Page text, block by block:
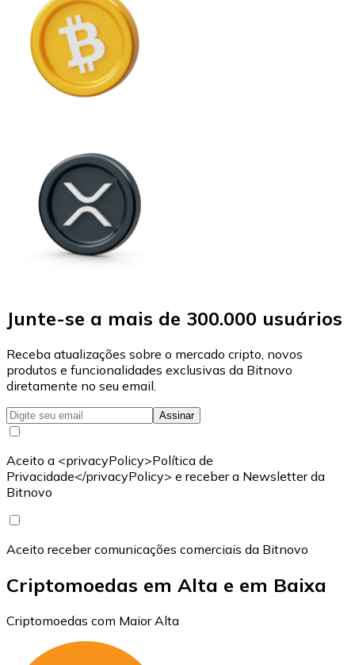
Junte-se a mais de 300.000 usuários
Receba atualizações sobre o mercado cripto, novos
produtos e funcionalidades exclusivas da Bitnovo
diretamente no seu email.
Assinar
Aceito a <privacyPolicy>Política de
Privacidade</privacyPolicy> e receber a Newsletter da
Bitnovo
Aceito receber comunicações comerciais da Bitnovo
Criptomoedas em Alta e em Baixa
Criptomoedas com Maior Alta